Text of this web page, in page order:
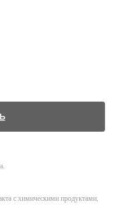
с химическими продуктами,